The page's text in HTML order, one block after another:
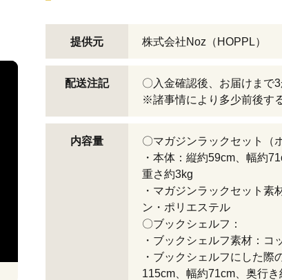
提供元 株式会社Noz（HOPPL）
配送注記
〇入金確認後、お届けまで3
※諸事情により多少前後す
内容量
〇マガジンラックセット（
・本体：縦約59cm、幅約
重さ約3kg
・マガジンラックセット素
ン・ポリエステル
〇ブックシェルフ：
・ブックシェルフ素材：コ
・ブックシェルフにした
115cm、幅約71cm、奥行